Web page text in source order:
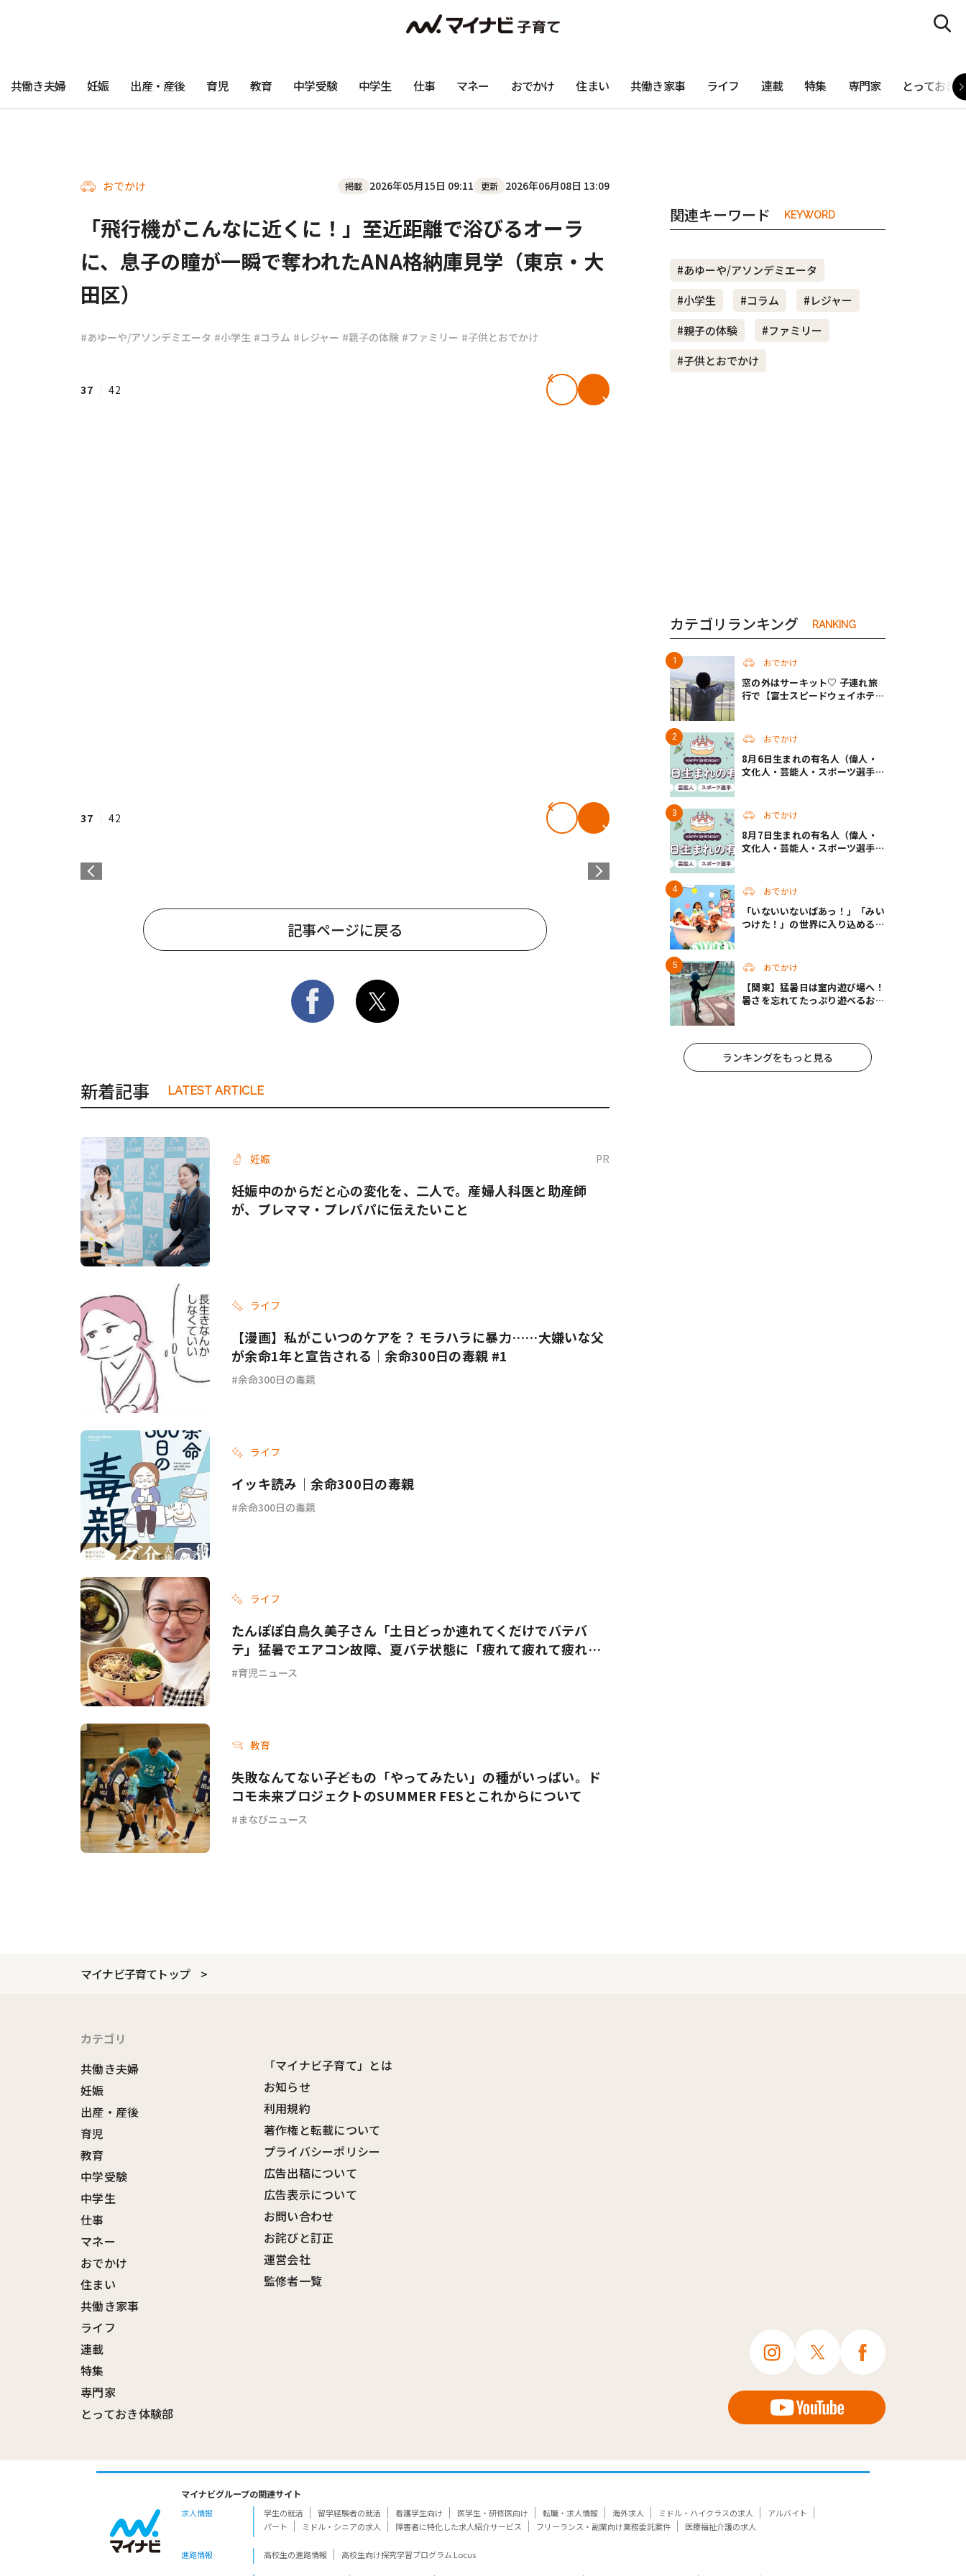
#共働き夫婦 #産休
共働き夫婦 妊娠 出産・産後 育児 教育 中学受験 中学生 仕事 マネー おでかけ 住まい 共働き家事 ライフ 連載 特集 専門家 とっておき
おでかけ 掲載 2026年05月15日 09:11 更新 2026年06月08日 13:09
「飛行機がこんなに近くに！」至近距離で浴びるオーラ
に、息子の瞳が一瞬で奪われたANA格納庫見学（東京・大
田区）
#あゆーや/アソンデミエータ #小学生 #コラム #レジャー #親子の体験 #ファミリー #子供とおでかけ
37 42
37 42
記事ページに戻る
新着記事 LATEST ARTICLE
妊娠 PR
妊娠中のからだと心の変化を、二人で。産婦人科医と助産師
が、プレママ・プレパパに伝えたいこと
ライフ
【漫画】私がこいつのケアを？ モラハラに暴力……大嫌いな父
が余命1年と宣告される｜余命300日の毒親 #1
余命300日の毒親
ライフ
イッキ読み｜余命300日の毒親
余命300日の毒親
ライフ
たんぽぽ白鳥久美子さん「土日どっか連れてくだけでバテバ
テ」猛暑でエアコン故障、夏バテ状態に「疲れて疲れて疲れ果
てて…」
育児ニュース
教育
失敗なんてない――子どもの「やってみたい」の種がいっぱい。ド
コモ未来プロジェクトのSUMMER FESとこれからについて
まなびニュース
関連キーワード KEYWORD
#あゆーや/アソンデミエータ
#小学生
#コラム
#レジャー
#親子の体験
#ファミリー
#子供とおでかけ
カテゴリランキング RANKING
おでかけ
窓の外はサーキット♡ 子連れ旅
行で【富士スピードウェイホテ
おでかけ
8月6日生まれの有名人（偉人・
文化人・芸能人・スポーツ選手・
おでかけ
8月7日生まれの有名人（偉人・
文化人・芸能人・スポーツ選手・
おでかけ
「いないいないばあっ！」「みい
つけた！」の世界に入り込める！
おでかけ
【関東】猛暑日は室内遊び場へ！
暑さを忘れてたっぷり遊べるおす
ランキングをもっと見る
マイナビ子育てトップ
カテゴリ
共働き夫婦
妊娠
出産・産後
育児
教育
中学受験
中学生
仕事
マネー
おでかけ
住まい
共働き家事
ライフ
連載
特集
専門家
とっておき体験部
「マイナビ子育て」とは
お知らせ
利用規約
著作権と転載について
プライバシーポリシー
広告出稿について
広告表示について
お問い合わせ
お詫びと訂正
運営会社
監修者一覧
マイナビグループの関連サイト
求人情報 学生の就活 留学経験者の就活 看護学生向け 医学生・研修医向け 転職・求人情報 海外求人 ミドル・ハイクラスの求人
アルバイト
パート
ミドル・シニアの求人 障害者に特化した求人紹介サービス フリーランス・副業向け業務委託案件 医療福祉介護の求人
進路情報 高校生の進路情報 高校生向け探究学習プログラム Locus